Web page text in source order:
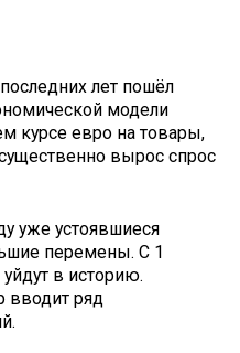
лет пошёл
модели
курсе евро на товары,
вырос спрос
уже устоявшиеся
перемены. С 1
в историю.
вводит ряд